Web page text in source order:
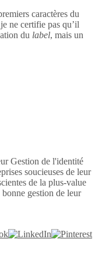
caractères du
ne certifie pas qu’il
du label, mais un
Gestion de l'identité
soucieuses de leur
de la plus-value
gestion de leur